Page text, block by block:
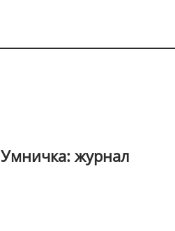
Умничка: журнал